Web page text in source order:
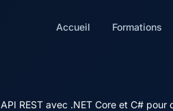
Accueil Formations
API REST avec .NET Core et C# pour